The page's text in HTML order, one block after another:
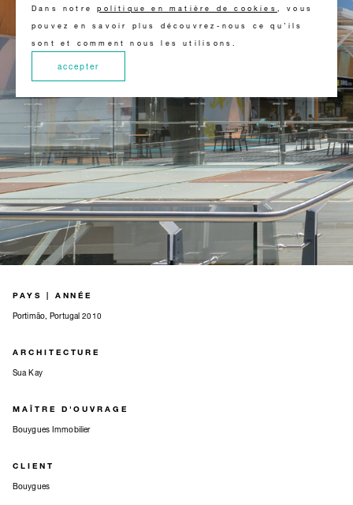
PAYS | ANNÉE
Portimão, Portugal 2010
ARCHITECTURE
Sua Kay
MAÎTRE D'OUVRAGE
Bouygues Immobilier
CLIENT
Bouygues
Dans notrepolitique en matière de cookies
, vous
pouvez en savoir plus découvrez-nous ce qu’ils
sont et comment nous les utilisons.
accepter